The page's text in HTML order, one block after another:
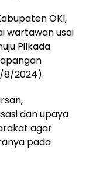
OKI,
wartawan usai
Pilkada
8/2024).
dan upaya
agar
pada